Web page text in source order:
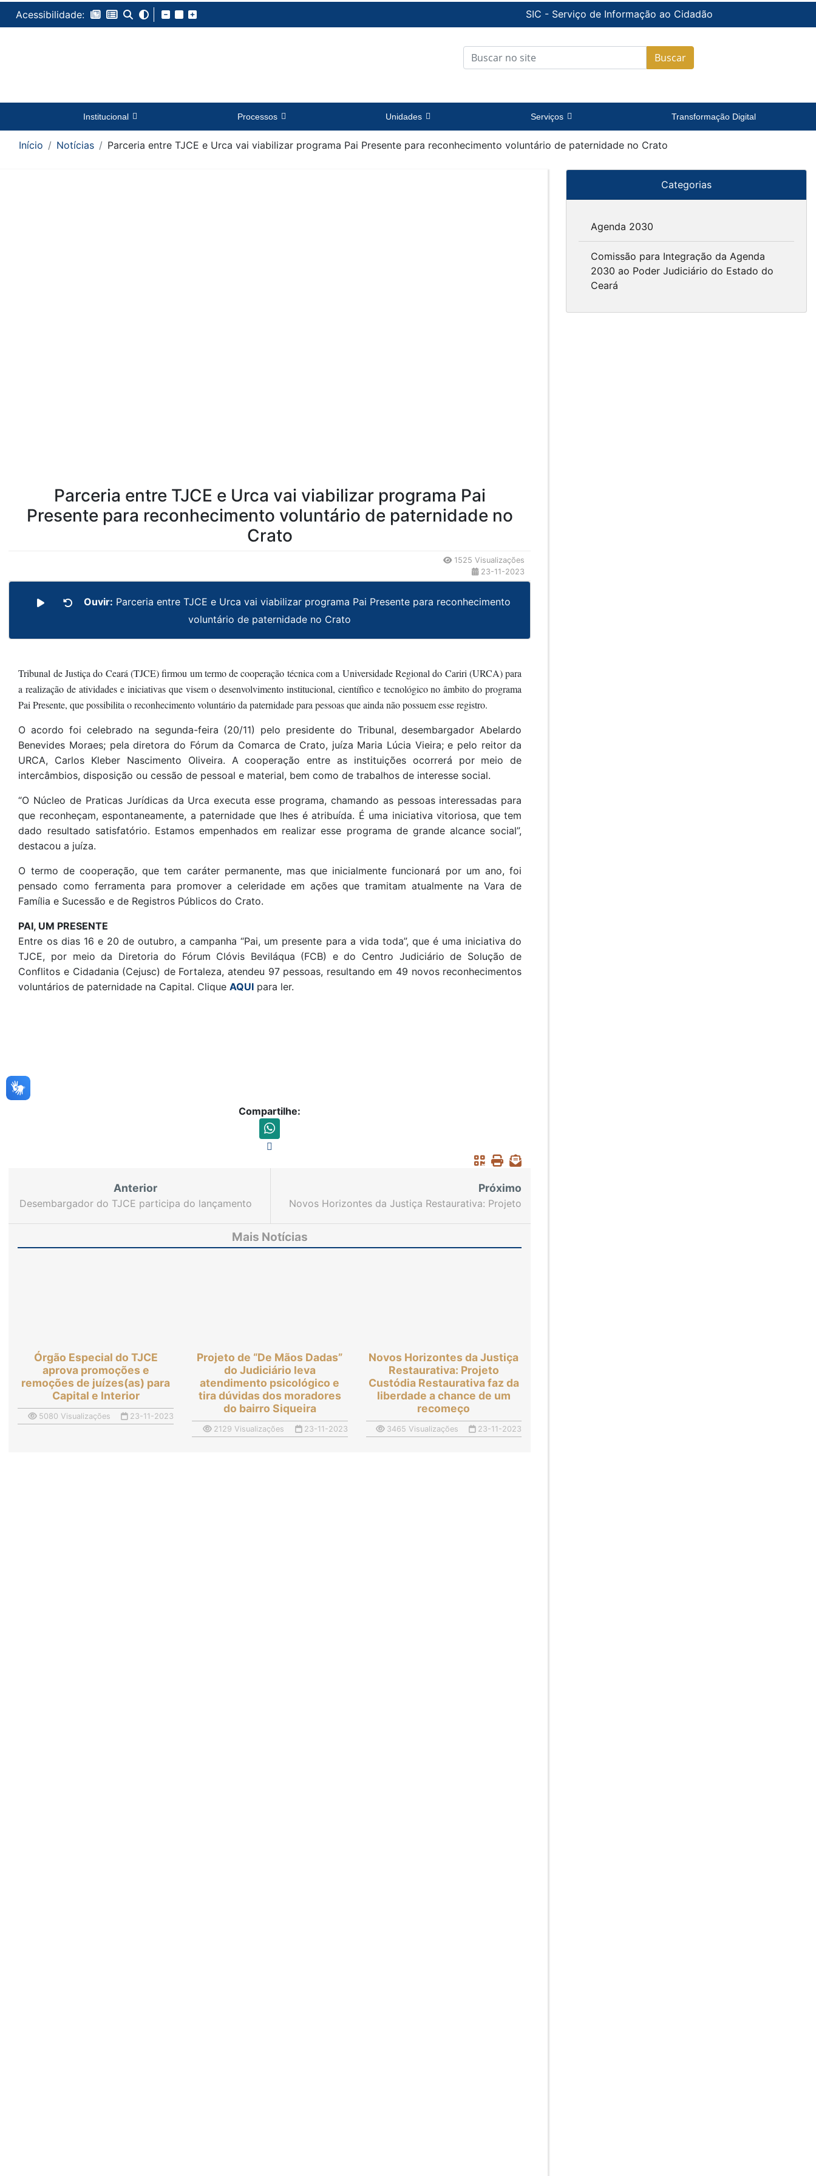
Acessibilidade: SIC - Serviço de Informação ao Cidadão
Buscar
Institucional Processos Unidades Serviços Transformação Digital
Início Notícias Parceria entre TJCE e Urca vai viabilizar programa Pai Presente para reconhecimento voluntário de paternidade no Crato
Parceria entre TJCE e Urca vai viabilizar programa Pai
Presente para reconhecimento voluntário de paternidade no
Crato
1525 Visualizações
23-11-2023
Ouvir: Parceria entre TJCE e Urca vai viabilizar programa Pai Presente para reconhecimento
voluntário de paternidade no Crato
Tribunal de Justiça do Ceará (TJCE) firmou um termo de cooperação técnica com a Universidade Regional do Cariri (URCA) para
a realização de atividades e iniciativas que visem o desenvolvimento institucional, científico e tecnológico no âmbito do programa
Pai Presente, que possibilita o reconhecimento voluntário da paternidade para pessoas que ainda não possuem esse registro.
O acordo foi celebrado na segunda-feira (20/11) pelo presidente do Tribunal, desembargador Abelardo
Benevides Moraes; pela diretora do Fórum da Comarca de Crato, juíza Maria Lúcia Vieira; e pelo reitor da
URCA, Carlos Kleber Nascimento Oliveira. A cooperação entre as instituições ocorrerá por meio de
intercâmbios, disposição ou cessão de pessoal e material, bem como de trabalhos de interesse social.
“O Núcleo de Praticas Jurídicas da Urca executa esse programa, chamando as pessoas interessadas para
que reconheçam, espontaneamente, a paternidade que lhes é atribuída. É uma iniciativa vitoriosa, que tem
dado resultado satisfatório. Estamos empenhados em realizar esse programa de grande alcance social”,
destacou a juíza.
O termo de cooperação, que tem caráter permanente, mas que inicialmente funcionará por um ano, foi
pensado como ferramenta para promover a celeridade em ações que tramitam atualmente na Vara de
Família e Sucessão e de Registros Públicos do Crato.
PAI, UM PRESENTE
Entre os dias 16 e 20 de outubro, a campanha “Pai, um presente para a vida toda”, que é uma iniciativa do
TJCE, por meio da Diretoria do Fórum Clóvis Beviláqua (FCB) e do Centro Judiciário de Solução de
Conflitos e Cidadania (Cejusc) de Fortaleza, atendeu 97 pessoas, resultando em 49 novos reconhecimentos
voluntários de paternidade na Capital. CliqueAQUI para ler.
Compartilhe:
Anterior
Desembargador do TJCE participa do lançamento
Próximo
Novos Horizontes da Justiça Restaurativa: Projeto
Mais Notícias
Órgão Especial do TJCE
aprova promoções e
remoções de juízes(as) para
Capital e Interior
5080 Visualizações 23-11-2023
Projeto de “De Mãos Dadas”
do Judiciário leva
atendimento psicológico e
tira dúvidas dos moradores
do bairro Siqueira
2129 Visualizações 23-11-2023
Novos Horizontes da Justiça
Restaurativa: Projeto
Custódia Restaurativa faz da
liberdade a chance de um
recomeço
3465 Visualizações 23-11-2023
Categorias
Agenda 2030
Comissão para Integração da Agenda
2030 ao Poder Judiciário do Estado do
Ceará